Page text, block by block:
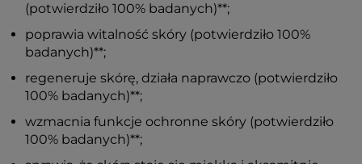
(potwierdziło 100% badanych)**;
poprawia witalność skóry (potwierdziło 100%
badanych)**;
regeneruje skórę, działa naprawczo (potwierdziło
100% badanych)**;
wzmacnia funkcje ochronne skóry (potwierdziło
100% badanych)**;